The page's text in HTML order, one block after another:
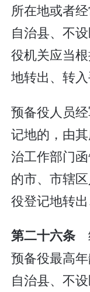
所在地或者
自治县、不
役机关应当
地转出、转入
预备役人员
记地的，由
治工作部门
的市、市辖
役登记地转出
第二十六条
预备役最高
自治县、不